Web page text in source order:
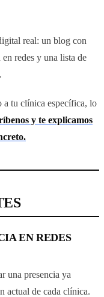
real: un blog con
redes y una lista de
a tu clínica específica, lo
y te explicamos
EN REDES
una presencia ya
actual de cada clínica.